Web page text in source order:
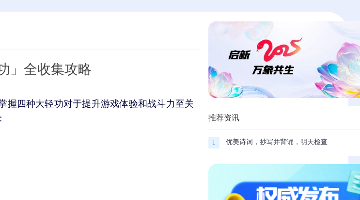
」全收集攻略
握四种大轻功对于提升游戏体验和战斗力至关
推荐资讯
1 优美诗词，抄写并背诵，明天检查